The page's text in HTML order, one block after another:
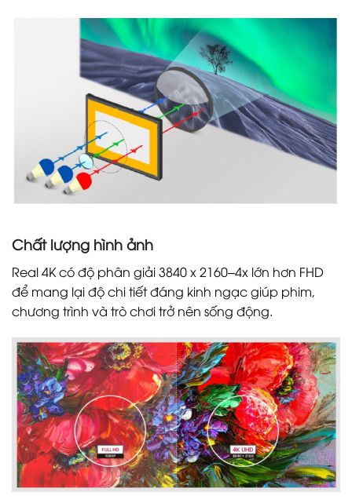
Chất lượng hình ảnh
Real 4K có độ phân giải 3840 x 2160–4x lớn hơn FHD
để mang lại độ chi tiết đáng kinh ngạc giúp phim,
chương trình và trò chơi trở nên sống động.